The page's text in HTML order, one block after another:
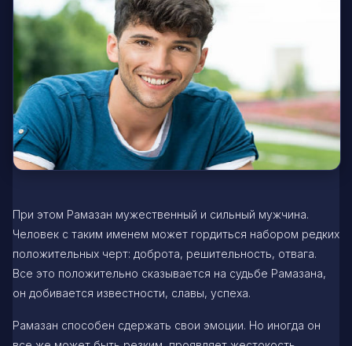
При этом Рамазан мужественный и сильный мужчина.
Человек с таким именем может гордиться набором редких
положительных черт: доброта, решительность, отвага.
Все это положительно сказывается на судьбе Рамазана,
он добивается известности, славы, успеха.
Рамазан способен сдержать свои эмоции. Но иногда он